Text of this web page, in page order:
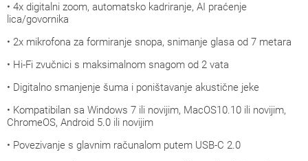
• 4x digitalni zoom, automatsko kadriranje, AI praćenje
lica/govornika
• 2x mikrofona za formiranje snopa, snimanje glasa od 7 metara
• Hi-Fi zvučnici s maksimalnom snagom od 2 vata
• Digitalno smanjenje šuma i poništavanje akustične jeke
• Kompatibilan sa Windows 7 ili novijim, MacOS10.10 ili novijim,
ChromeOS, Android 5.0 ili novijim
• Povezivanje s glavnim računalom putem USB-C 2.0